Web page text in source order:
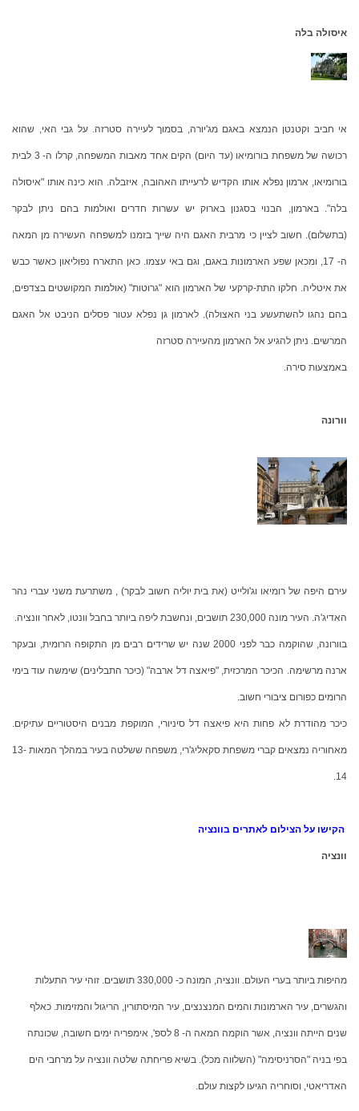
איסולה בלה
אי חביב וקטנטן הנמצא באגם מג'יורה, בסמוך לעיירה סטרזה. על גבי האי, שהוא
רכושה של משפחת בורומיאו (עד היום) הקים אחד מאבות המשפחה, קרלו ה- 3 לבית
בורומיאו, ארמון נפלא אותו הקדיש לרעייתו האהובה, איזבלה. הוא כינה אותו "איסולה
בלה". בארמון, הבנוי בסגנון בארוק יש עשרות חדרים ואולמות בהם ניתן לבקר
(בתשלום). חשוב לציין כי מרבית האגם היה שייך בזמנו למשפחה העשירה מן המאה
ה- 17, ומכאן שפע הארמונות באגם, וגם באי עצמו. כאן התארח נפוליאון כאשר כבש
את איטליה. חלקו התת-קרקעי של הארמון הוא "גרוטות" (אולמות המקושטים בצדפים,
בהם נהגו להשתעשע בני האצולה). לארמון גן נפלא עטור פסלים הניבט אל האגם
המרשים. ניתן להגיע אל הארמון מהעיירה סטרזה
באמצעות סירה.
וורונה
עירם היפה של רומיאו וג'ולייט (את בית יוליה חשוב לבקר) , משתרעת משני עברי נהר
האדיג'ה. העיר מונה 230,000 תושבים, ונחשבת ליפה ביותר בחבל וונטו, לאחר וונציה.
בוורונה, שהוקמה כבר לפני 2000 שנה יש שרידים רבים מן התקופה הרומית, ובעקר
ארנה מרשימה. הכיכר המרכזית, "פיאצה דל ארבה" (כיכר התבלינים) שימשה עוד בימי
הרומים כפורום ציבורי חשוב.
כיכר מהודרת לא פחות היא פיאצה דל סיניורי, המוקפת מבנים היסטוריים עתיקים.
מאחוריה נמצאים קברי משפחת סקאליג'רי, משפחה ששלטה בעיר במהלך המאות 13-
14.
הקישו על הצילום לאתרים בוונציה
וונציה
מהיפות ביותר בערי העולם. וונציה, המונה כ- 330,000 תושבים. זוהי עיר התעלות
והגשרים, עיר הארמונות והמים המנצנצים, עיר המיסתורין, הריגול והמזימות. כאלף
שנים הייתה וונציה, אשר הוקמה המאה ה- 8 לספ', אימפריה ימים חשובה, שכונתה
בפי בניה "הסרניסימה" (השלווה מכל). בשיא פריחתה שלטה וונציה על מרחבי הים
האדריאטי, וסוחריה הגיעו לקצות עולם.